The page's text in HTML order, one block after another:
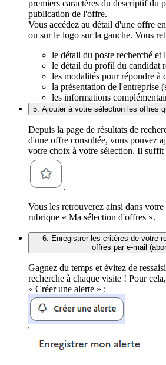
premiers caractères du descriptif du
publication de l'offre.
Vous accédez au détail d'une offre
ou sur le logo sur la gauche. Vous
le détail du poste recherché et
le détail du profil du candidat
les modalités pour répondre à
la présentation de l'entreprise
les informations
5. Ajouter à votre sélection les offres
Depuis la page de résultats de
d'une offre consultée, vous pouvez
votre choix à votre sélection. Il
.
Vous les retrouverez ainsi dans votre
rubrique « Ma sélection d'offres ».
6. Enregistrer les critères de votre
offres par e-mail
Gagnez du temps et évitez de
recherche à chaque visite ! Pour
« Créer une alerte » :